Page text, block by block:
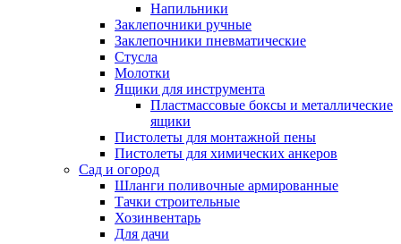
Напильники
Заклепочники ручные
Заклепочники пневматические
Стусла
Молотки
Ящики для инструмента
Пластмассовые боксы и металлические
ящики
Пистолеты для монтажной пены
Пистолеты для химических анкеров
Сад и огород
Шланги поливочные армированные
Тачки строительные
Хозинвентарь
Для дачи